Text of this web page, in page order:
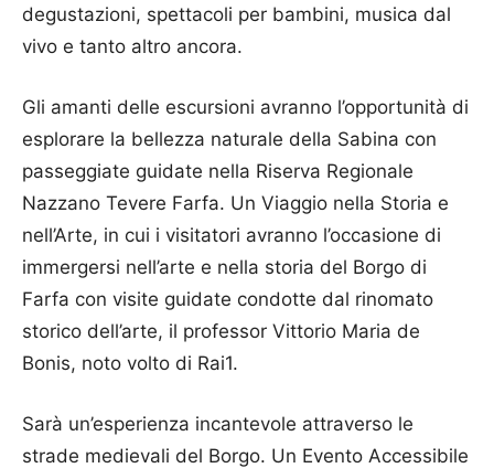
degustazioni, spettacoli per bambini, musica dal
vivo e tanto altro ancora.
Gli amanti delle escursioni avranno l’opportunità di
esplorare la bellezza naturale della Sabina con
passeggiate guidate nella Riserva Regionale
Nazzano Tevere Farfa. Un Viaggio nella Storia e
nell’Arte, in cui i visitatori avranno l’occasione di
immergersi nell’arte e nella storia del Borgo di
Farfa con visite guidate condotte dal rinomato
storico dell’arte, il professor Vittorio Maria de
Bonis, noto volto di Rai1.
Sarà un’esperienza incantevole attraverso le
strade medievali del Borgo. Un Evento Accessibile